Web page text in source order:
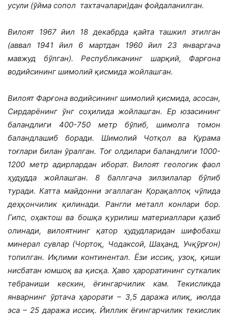
усули (ўйма сопол тахтачалари)дан фойдаланилган.
Вилоят 1967 йил 18 декабрда қайта ташкил этилган
(аввал 1941 йил 6 мартдан 1960 йил 23 январгача
мавжуд бўлган). Республиканинг шарқий, Фарғона
водийсининг шимолий қисмида жойлашган.
Вилоят Фарғона водийсининг шимолий қисмида, асосан,
Сирдарёнинг ўнг соҳилида жойлашган. Ер юзасининг
баландлиги 400-750 метр бўлиб, шимолга томон
баландлашиб боради. Шимолий Чотқол ва Қурама
тоғлари билан ўралган. Тоғ олдилари баландлиги 1000-
1200 метр адирлардан иборат. Вилоят геологик фаол
ҳудудда жойлашган. 8 баллгача зилзилалар бўлиб
туради. Катта майдонни эгаллаган Қорақалпоқ чўлида
деҳқончилик қилинади. Рангли металл конлари бор.
Гипс, оҳактош ва бошқа қурилиш материаллари қазиб
олинади, вилоятнинг қатор ҳудудларидан шифобахш
минерал сувлар (Чортоқ, Чодаксой, Шаҳанд, Учқўрғон)
топилган. Иқлими континентал. Ёзи иссиқ, узоқ, қиши
нисбатан юмшоқ ва қисқа. Ҳаво ҳароратининг суткалик
тебраниши кескин, ёғингарчилик кам. Текисликда
январнинг ўртача ҳарорати – 3,5 даража илиқ, июлда
эса – 25 даража иссиқ. Йиллик ёғингарчилик текислик